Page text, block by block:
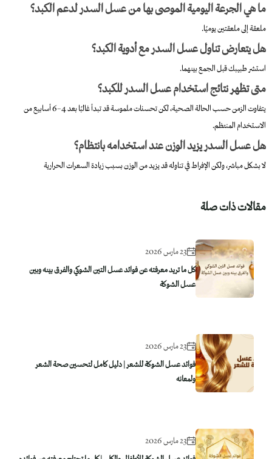
ما هي الجرعة اليومية الموصى بها من عسل السدر لدعم الكبد؟
ملعقة إلى ملعقتين يوميًا.
هل يتعارض تناول عسل السدر مع أدوية الكبد؟
استشر طبيبك قبل الجمع بينهما.
متى تظهر نتائج استخدام عسل السدر للكبد؟
يتفاوت الزمن حسب الحالة الصحية، لكن تحسنات ملموسة قد تبدأ غالبًا بعد 4–6 أسابيع من
الاستخدام المنتظم.
هل عسل السدر يزيد الوزن عند استخدامه بانتظام؟
لا بشكل مباشر، ولكن الإفراط في تناوله قد يزيد من الوزن بسبب زيادة السعرات الحرارية
مقالات ذات صلة
23 مارس 2026
كل ما تريد معرفته عن فوائد عسل التين الشوكي والفرق بينه وبين
عسل الشوكة
23 مارس 2026
فوائد عسل الشوكة للشعر | دليل كامل لتحسين صحة الشعر
ولمعانه
23 مارس 2026